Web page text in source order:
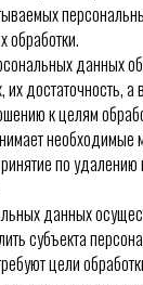
обработки.
данных
достаточность,
к целям
необходимые
по
данных
субъекта
цели